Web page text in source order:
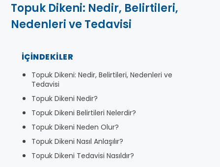
Topuk Dikeni: Nedir, Belirtileri,
Nedenleri ve Tedavisi
İÇINDEKILER
Topuk Dikeni: Nedir, Belirtileri, Nedenleri ve
Tedavisi
Topuk Dikeni Nedir?
Topuk Dikeni Belirtileri Nelerdir?
Topuk Dikeni Neden Olur?
Topuk Dikeni Nasıl Anlaşılır?
Topuk Dikeni Tedavisi Nasıldır?